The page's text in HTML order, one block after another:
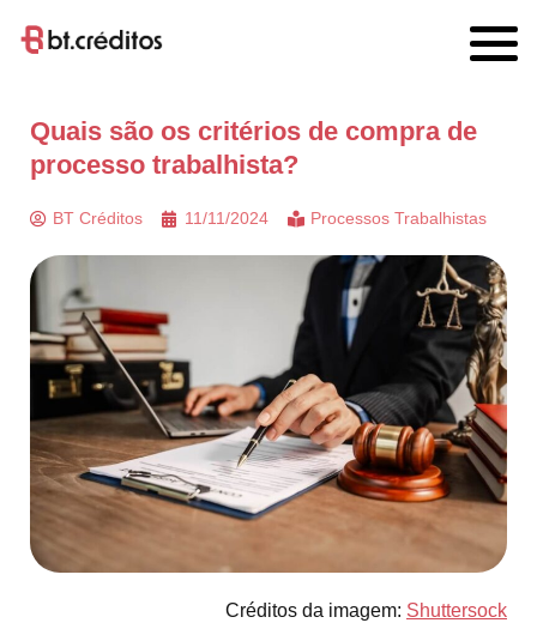
Quais são os critérios de compra de
processo trabalhista?
BT Créditos 11/11/2024 Processos Trabalhistas
Créditos da imagem: Shuttersock